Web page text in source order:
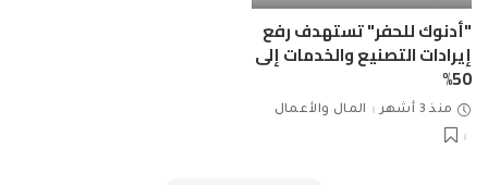
"أدنوك للحفر" تستهدف رفع
إيرادات التصنيع والخدمات إلى
50%
منذ 3 أشهر المال والأعمال